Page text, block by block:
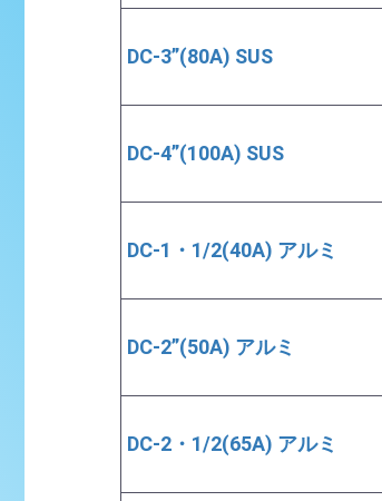
DC-3”(80A) SUS
DC-4”(100A) SUS
DC-1・1/2(40A) アルミ
DC-2”(50A) アルミ
DC-2・1/2(65A) アルミ